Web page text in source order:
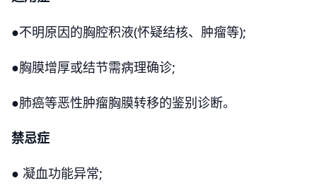
●不明原因的胸腔积液(怀疑结核、肿瘤等);
●胸膜增厚或结节需病理确诊;
●肺癌等恶性肿瘤胸膜转移的鉴别诊断。
禁忌症
● 凝血功能异常;